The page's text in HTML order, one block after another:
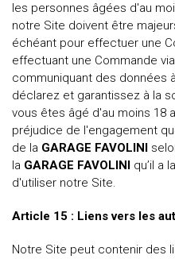
les personnes âgées d'au
notre Site doivent être
échéant pour effectuer une
effectuant une Commande
communiquant des données
déclarez et garantissez à la
vous êtes âgé d'au moins 18
préjudice de l'engagement
de la GARAGE FAVOLINI
la GARAGE FAVOLINI qu’il a
d'utiliser notre Site.
Article 15 : Liens vers les
Notre Site peut contenir des